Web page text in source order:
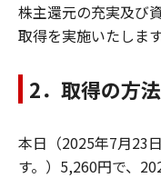
株主還元の充実及び
取得を実施いたします
2．取得の方法
本日（2025年7月23
す。）5,260円で、